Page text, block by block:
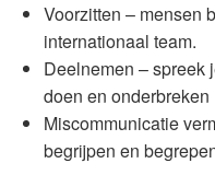
Voorzitten – mensen
internationaal team.
Deelnemen – spreek
doen en
Miscommunicatie
begrijpen en